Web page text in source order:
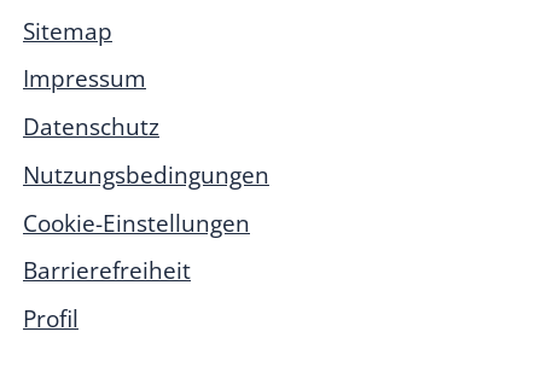
Sitemap
Impressum
Datenschutz
Nutzungsbedingungen
Cookie-Einstellungen
Barrierefreiheit
Profil